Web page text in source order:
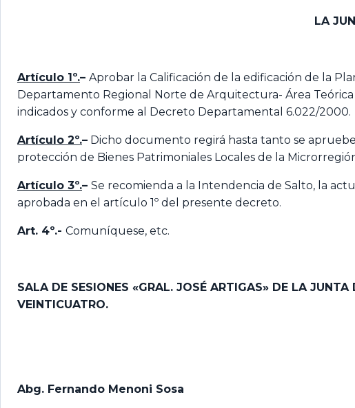
LA
Artículo 1º.– Aprobar la Calificación de la edificación de la
Departamento Regional Norte de Arquitectura- Área
indicados y conforme al Decreto Departamental 6.022/2000.
Artículo 2º.– Dicho documento regirá hasta tanto se
protección de Bienes Patrimoniales Locales de la
Artículo 3º.– Se recomienda a la Intendencia de Salto, la
aprobada en el artículo 1º del presente decreto.
Art. 4º.- Comuníquese, etc.
SALA DE SESIONES «GRAL. JOSÉ ARTIGAS» DE LA
VEINTICUATRO.
Abg. Fernando Menoni Sosa